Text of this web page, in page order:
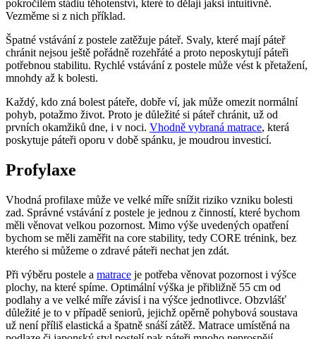
pokročilém stádiu těhotenství, které to dělají jaksi intuitivně.
Vezměme si z nich příklad.
Špatné vstávání z postele zatěžuje páteř. Svaly, které mají páteř
chránit nejsou ještě pořádně rozehřáté a proto neposkytují páteři
potřebnou stabilitu. Rychlé vstávání z postele může vést k přetažení,
mnohdy až k bolesti.
Každý, kdo zná bolest páteře, dobře ví, jak může omezit normální
pohyb, potažmo život. Proto je důležité si páteř chránit, už od
prvních okamžiků dne, i v noci. Vhodně vybraná matrace, která
poskytuje páteři oporu v době spánku, je moudrou investicí.
Profylaxe
Vhodná profilaxe může ve velké míře snížit riziko vzniku bolesti
zad. Správné vstávání z postele je jednou z činností, které bychom
měli věnovat velkou pozornost. Mimo výše uvedených opatření
bychom se měli zaměřit na core stability, tedy CORE trénink, bez
kterého si můžeme o zdravé páteři nechat jen zdát.
Při výběru postele a matrace je potřeba věnovat pozornost i výšce
plochy, na které spíme. Optimální výška je přibližně 55 cm od
podlahy a ve velké míře závisí i na výšce jednotlivce. Obzvlášť
důležité je to v případě seniorů, jejichž opěrně pohybová soustava
už není příliš elastická a špatně snáší zátěž. Matrace umístěná na